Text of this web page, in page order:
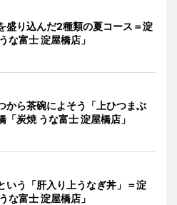
盛り込んだ2種類の夏コース＝淀
な富士 淀屋橋店」
から茶碗によそう「上ひつまぶ
「炭焼 うな富士 淀屋橋店」
いう「肝入り上うなぎ丼」＝淀
な富士 淀屋橋店」